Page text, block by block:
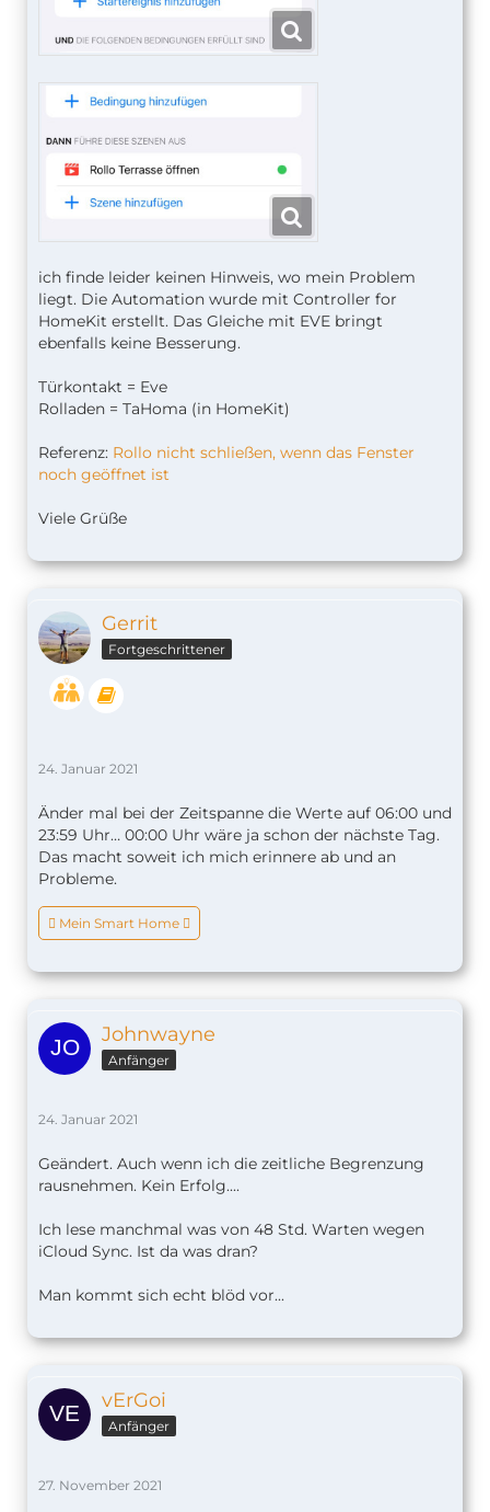
ich finde leider keinen Hinweis, wo mein Problem
liegt. Die Automation wurde mit Controller for
HomeKit erstellt. Das Gleiche mit EVE bringt
ebenfalls keine Besserung.
Türkontakt = Eve
Rolladen = TaHoma (in HomeKit)
Referenz: Rollo nicht schließen, wenn das Fenster
noch geöffnet ist
Viele Grüße
Gerrit
Fortgeschrittener
24. Januar 2021
Änder mal bei der Zeitspanne die Werte auf 06:00 und
23:59 Uhr… 00:00 Uhr wäre ja schon der nächste Tag.
Das macht soweit ich mich erinnere ab und an
Probleme.
 Mein Smart Home 
Johnwayne
Anfänger
24. Januar 2021
Geändert. Auch wenn ich die zeitliche Begrenzung
rausnehmen. Kein Erfolg....
Ich lese manchmal was von 48 Std. Warten wegen
iCloud Sync. Ist da was dran?
Man kommt sich echt blöd vor...
vErGoi
Anfänger
27. November 2021